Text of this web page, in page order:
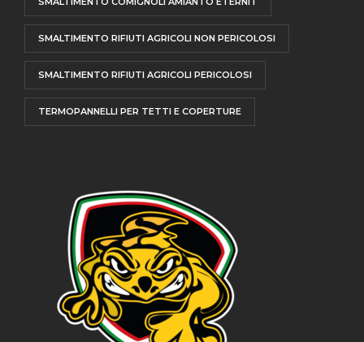
SMALTIMENTO RIFIUTI AGRICOLI NON PERICOLOSI
SMALTIMENTO RIFIUTI AGRICOLI PERICOLOSI
TERMOPANNELLI PER TETTI E COPERTURE